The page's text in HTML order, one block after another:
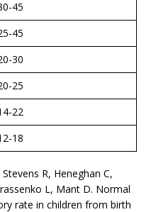
45
45
30
25
22
18
R, Heneghan C,
L, Mant D. Normal
rate in children from birth